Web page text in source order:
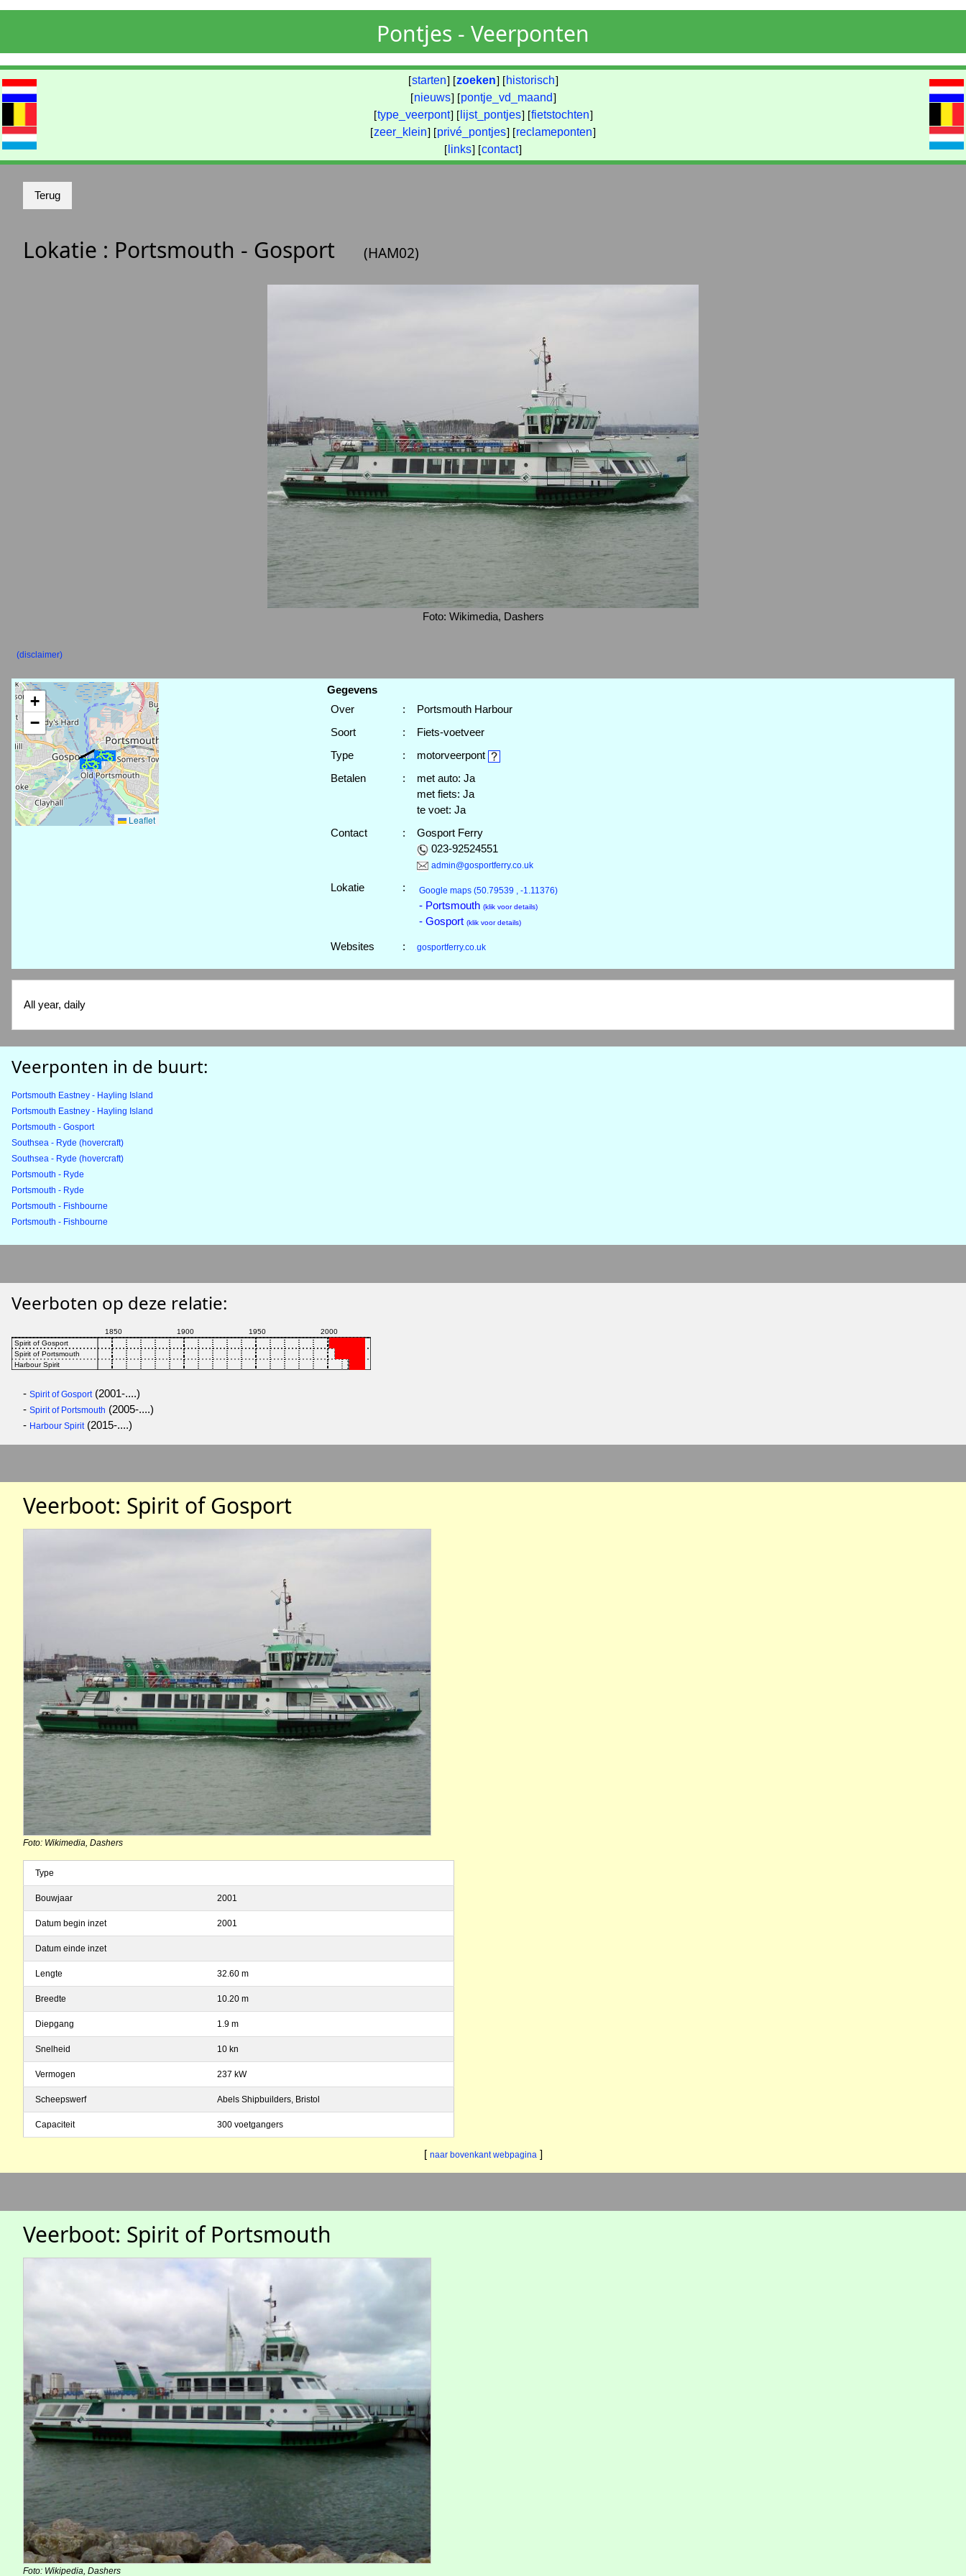
Pontjes - Veerponten
[starten] [zoeken] [ historisch]
[nieuws] [pontje_vd_maand]
[type_veerpont] [ lijst_pontjes] [fietstochten]
[zeer_klein] [privé_pontjes] [reclameponten]
[ links] [contact]
Lokatie : Portsmouth - Gosport (HAM02)
Foto: Wikimedia, Dashers
(disclaimer)
+
−
Leaflet
Gegevens
Over
:
Portsmouth Harbour
Soort
:
Fiets-voetveer
Type
:
motorveerpont
Betalen
:
met auto: Ja
met fiets: Ja
te voet: Ja
Contact
:
Gosport Ferry
023-92524551
admin@gosportferry.co.uk
Lokatie : Google maps (50.79539 , -1.11376)
- Portsmouth (klik voor details)
- Gosport (klik voor details)
Websites : gosportferry.co.uk
All year, daily
Veerponten in de buurt:
Portsmouth Eastney - Hayling Island
Portsmouth Eastney - Hayling Island
Portsmouth - Gosport
Southsea - Ryde (hovercraft)
Southsea - Ryde (hovercraft)
Portsmouth - Ryde
Portsmouth - Ryde
Portsmouth - Fishbourne
Portsmouth - Fishbourne
Veerboten op deze relatie:
- Spirit of Gosport(2001-....)
- Spirit of Portsmouth (2005-....)
- Harbour Spirit(2015-....)
Veerboot: Spirit of Gosport
Foto: Wikimedia, Dashers
Type
Bouwjaar 2001
Datum begin inzet 2001
Datum einde inzet
Lengte 32.60 m
Breedte 10.20 m
Diepgang 1.9 m
Snelheid 10 kn
Vermogen 237 kW
Scheepswerf Abels Shipbuilders, Bristol
Capaciteit 300 voetgangers
[ naar bovenkant webpagina ]
Veerboot: Spirit of Portsmouth
Foto: Wikipedia, Dashers